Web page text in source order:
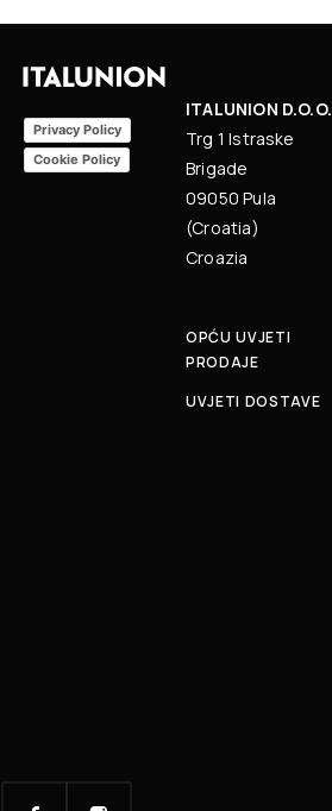
Privacy Policy
Cookie Policy
ITALUNION D.O.O.
Trg 1 Istraske
Brigade
09050 Pula
(Croatia)
Croazia
OPĆU UVJETI
PRODAJE
UVJETI DOSTAVE